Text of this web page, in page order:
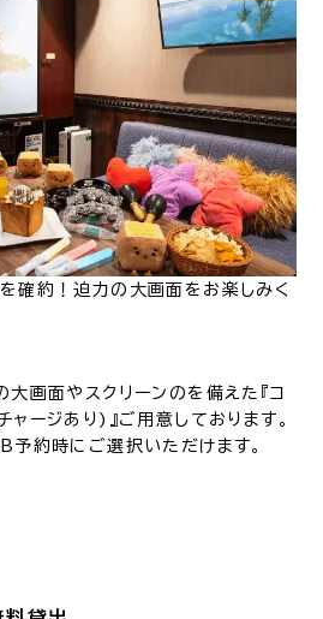
確約！迫力の大画面をお楽しみく
画面やスクリーンのを備えた『コ
ージあり)』ご用意しております。
予約時にご選択いただけます。